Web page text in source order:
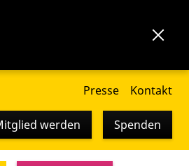
Presse Kontakt
werden Spenden